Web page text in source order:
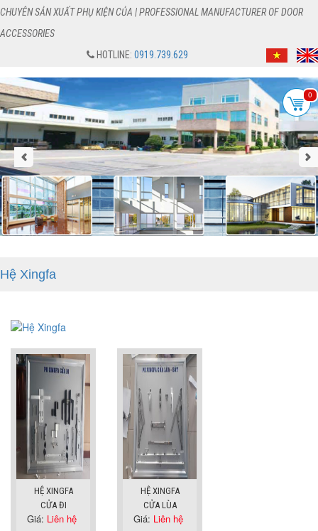
CHUYÊN SẢN XUẤT PHỤ KIỆN CỦA | PROFESSIONAL MANUFACTURER OF DOOR
ACCESSORIES
HOTLINE: 0919.739.629
0
Hệ Xingfa
HỆ XINGFA
CỬA ĐI
Giá: Liên hệ
HỆ XINGFA
CỬA LÙA
Giá: Liên hệ